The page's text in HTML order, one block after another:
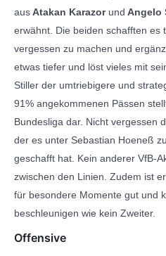
ausAtakan Karazor und Angelo
erwähnt. Die beiden schafften es
vergessen zu machen und
etwas tiefer und löst vieles mit
Stiller der umtriebigere und
91% angekommenen Pässen
Bundesliga dar. Nicht vergessen
der es unter Sebastian Hoeneß
geschafft hat. Kein anderer VfB-
zwischen den Linien. Zudem ist
für besondere Momente gut und
beschleunigen wie kein Zweiter.
Offensive